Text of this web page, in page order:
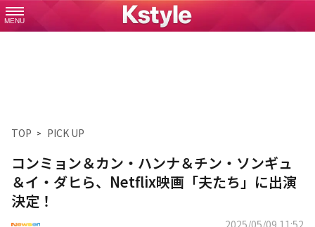
MENU
TOP PICK UP
コンミョン＆カン・ハンナ＆チン・ソンギュ
＆イ・ダヒら、Netflix映画「夫たち」に出演
決定！
2025/05/09 11:52